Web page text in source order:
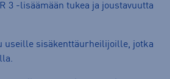
3 -lisäämään tukea ja joustavuutta
useille sisäkenttäurheilijoille, jotka